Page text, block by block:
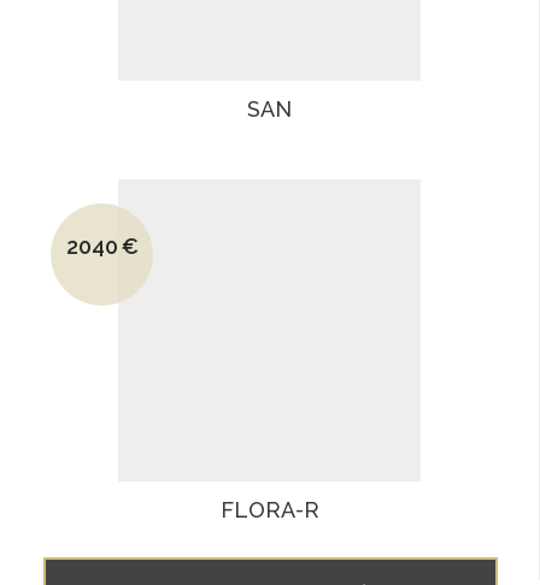
SAN
Le prix initial était : 2980€.
2040€
Le prix actuel est : 2040€.
FLORA-R